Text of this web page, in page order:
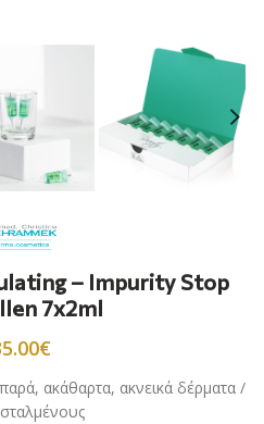
– Impurity Stop
7x2ml
€
ακάθαρτα, ακνεικά δέρματα /